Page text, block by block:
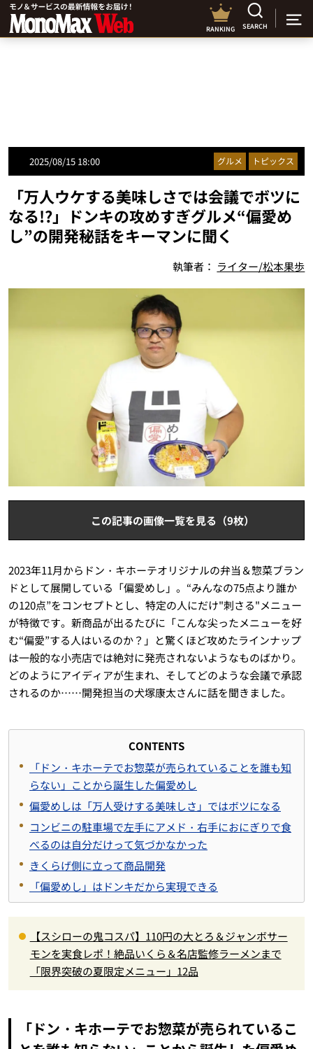
RANKING SEARCH
2025/08/15 18:00 グルメ トピックス
「万人ウケする美味しさでは会議でボツに
なる!?」ドンキの攻めすぎグルメ“偏愛め
し”の開発秘話をキーマンに聞く
執筆者： ライター/松本果歩
この記事の画像一覧を見る（9枚）
2023年11月からドン・キホーテオリジナルの弁当＆惣菜ブラン
ドとして展開している「偏愛めし」。“みんなの75点より誰か
の120点”をコンセプトとし、特定の人にだけ"刺さる"メニュー
が特徴です。新商品が出るたびに「こんな尖ったメニューを好
む“偏愛”する人はいるのか？」と驚くほど攻めたラインナップ
は一般的な小売店では絶対に発売されないようなものばかり。
どのようにアイディアが生まれ、そしてどのような会議で承認
されるのか……開発担当の犬塚康太さんに話を聞きました。
CONTENTS
「ドン・キホーテでお惣菜が売られていることを誰も知
らない」ことから誕生した偏愛めし
偏愛めしは「万人受けする美味しさ」ではボツになる
コンビニの駐車場で左手にアメド・右手におにぎりで食
べるのは自分だけって気づかなかった
きくらげ側に立って商品開発
「偏愛めし」はドンキだから実現できる
【スシローの鬼コスパ】110円の大とろ＆ジャンボサー
モンを実食レポ！絶品いくら＆名店監修ラーメンまで
「限界突破の夏限定メニュー」12品
「ドン・キホーテでお惣菜が売られているこ